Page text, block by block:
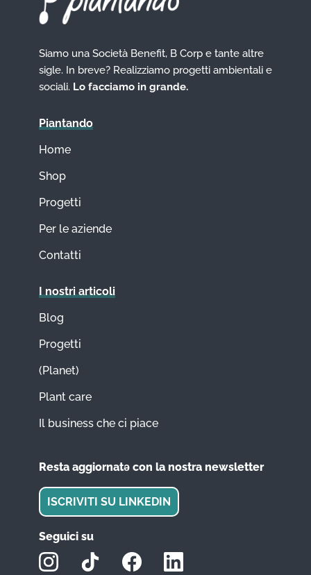
Siamo una Società Benefit, B Corp e tante altre
sigle. In breve? Realizziamo progetti ambientali e
sociali. Lo facciamo in grande.
Piantando
Home
Shop
Progetti
Per le aziende
Contatti
I nostri articoli
Blog
Progetti
(Planet)
Plant care
Il business che ci piace
Resta aggiornatǝ con la nostra newsletter
ISCRIVITI SU LINKEDIN
Seguici su